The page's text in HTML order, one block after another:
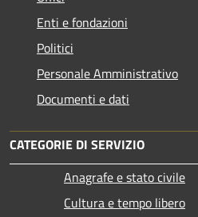
Enti e fondazioni
Politici
Personale Amministrativo
Documenti e dati
CATEGORIE DI SERVIZIO
Anagrafe e stato civile
Cultura e tempo libero